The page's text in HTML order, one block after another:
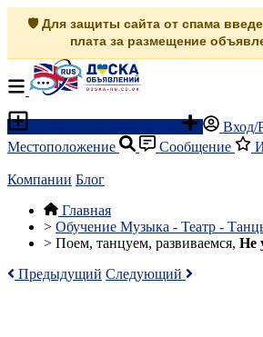
🛡️ Для защиты сайта от спама
плата за размещение
Вход/
Местоположение
Сообщение
Компании Блог
Главная
> Обучение Музыка - Театр -
> Поем, танцуем, развиваемся, Не
Предыдущий Следующий